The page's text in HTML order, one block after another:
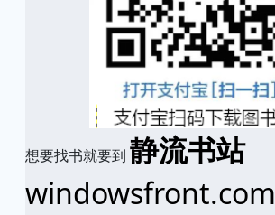
想要找书就要到 静流书站
windowsfront.com